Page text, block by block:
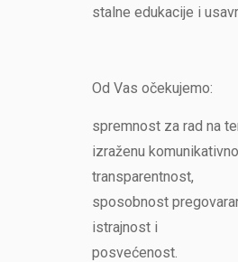
stalne edukacije i
Od Vas očekujemo:
spremnost za rad na
izraženu
transparentnost,
sposobnost
istrajnost i
posvećenost.